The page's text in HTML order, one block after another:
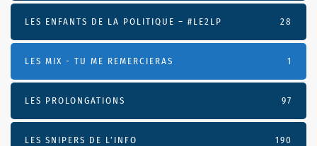
LES ENFANTS DE LA POLITIQUE – #LE2LP 28
LES MIX - TU ME REMERCIERAS 1
LES PROLONGATIONS 97
LES SNIPERS DE L’INFO 190